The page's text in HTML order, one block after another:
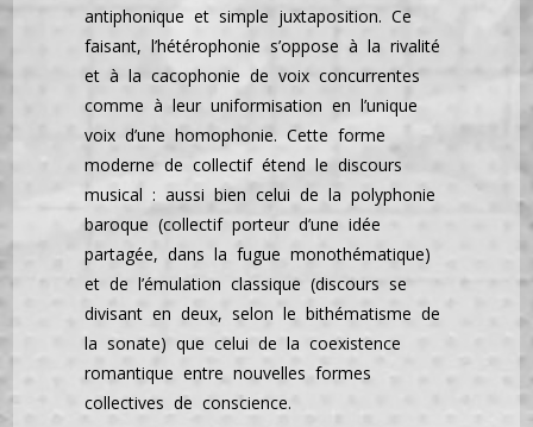
antiphonique et simple juxtaposition. Ce
faisant, l’hétérophonie s’oppose à la rivalité
et à la cacophonie de voix concurrentes
comme à leur uniformisation en l’unique
voix d’une homophonie. Cette forme
moderne de collectif étend le discours
musical : aussi bien celui de la polyphonie
baroque (collectif porteur d’une idée
partagée, dans la fugue monothématique)
et de l’émulation classique (discours se
divisant en deux, selon le bithématisme de
la sonate) que celui de la coexistence
romantique entre nouvelles formes
collectives de conscience.